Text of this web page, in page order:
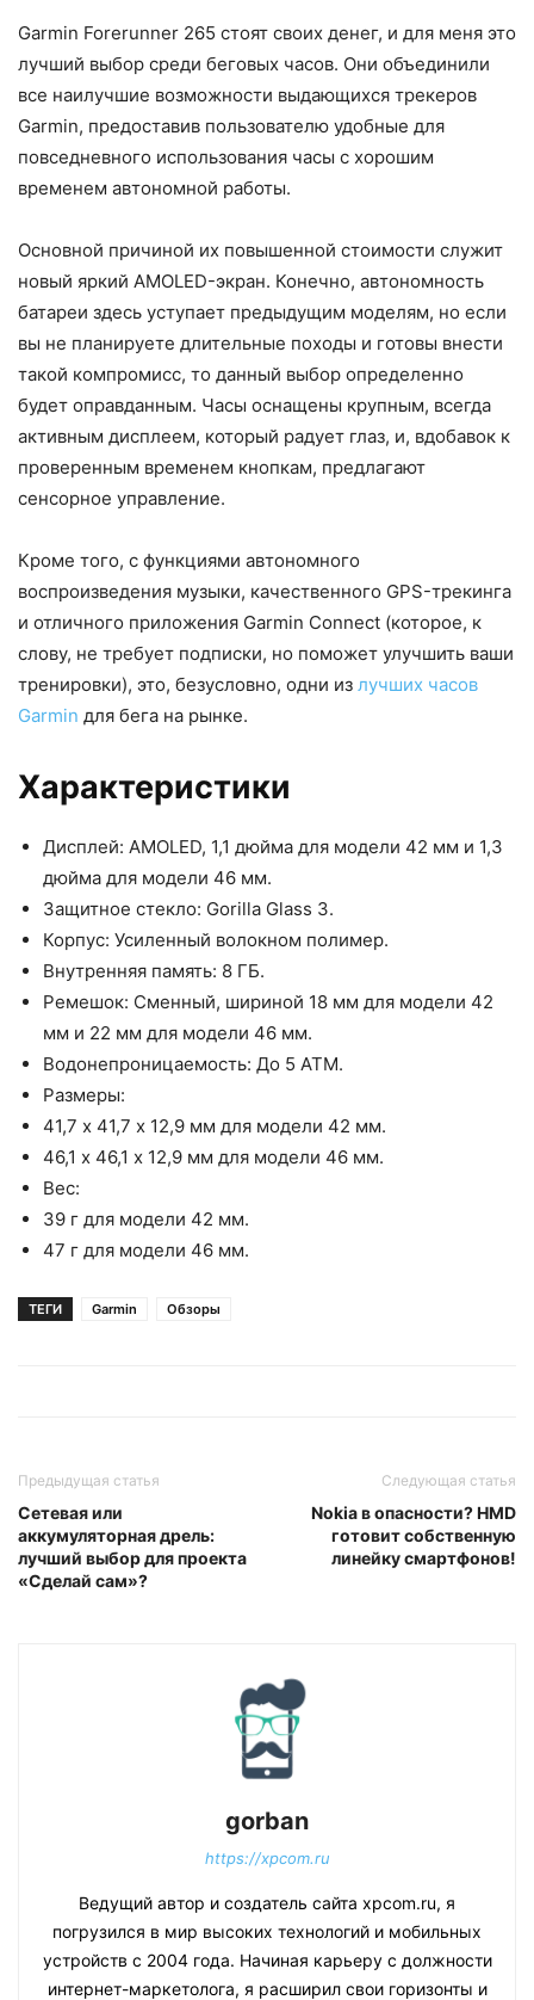
Garmin Forerunner 265 стоят своих денег, и для меня это
лучший выбор среди беговых часов. Они объединили
все наилучшие возможности выдающихся трекеров
Garmin, предоставив пользователю удобные для
повседневного использования часы с хорошим
временем автономной работы.
Основной причиной их повышенной стоимости служит
новый яркий AMOLED-экран. Конечно, автономность
батареи здесь уступает предыдущим моделям, но если
вы не планируете длительные походы и готовы внести
такой компромисс, то данный выбор определенно
будет оправданным. Часы оснащены крупным, всегда
активным дисплеем, который радует глаз, и, вдобавок к
проверенным временем кнопкам, предлагают
сенсорное управление.
Кроме того, с функциями автономного
воспроизведения музыки, качественного GPS-трекинга
и отличного приложения Garmin Connect (которое, к
слову, не требует подписки, но поможет улучшить ваши
тренировки), это, безусловно, одни из лучших часов
Garmin для бега на рынке.
Характеристики
Дисплей: AMOLED, 1,1 дюйма для модели 42 мм и 1,3
дюйма для модели 46 мм.
Защитное стекло: Gorilla Glass 3.
Корпус: Усиленный волокном полимер.
Внутренняя память: 8 ГБ.
Ремешок: Сменный, шириной 18 мм для модели 42
мм и 22 мм для модели 46 мм.
Водонепроницаемость: До 5 АТМ.
Размеры:
41,7 х 41,7 х 12,9 мм для модели 42 мм.
46,1 х 46,1 х 12,9 мм для модели 46 мм.
Вес:
39 г для модели 42 мм.
47 г для модели 46 мм.
ТЕГИ Garmin Обзоры
Предыдущая статья
Сетевая или
аккумуляторная дрель:
лучший выбор для проекта
«Сделай сам»?
Следующая статья
Nokia в опасности? HMD
готовит собственную
линейку смартфонов!
gorban
https://xpcom.ru
Ведущий автор и создатель сайта xpcom.ru, я
погрузился в мир высоких технологий и мобильных
устройств с 2004 года. Начиная карьеру с должности
интернет-маркетолога, я расширил свои горизонты и